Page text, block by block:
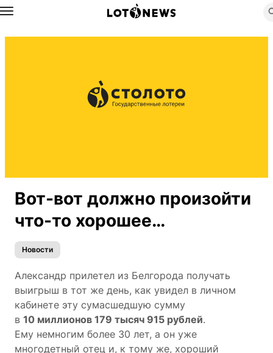
Назад
Вот-вот должно произойти
что-то хорошее…
Новости
Александр прилетел из Белгорода получать
выигрыш в тот же день, как увидел в личном
кабинете эту сумасшедшую сумму
в 10 миллионов 179 тысяч 915 рублей.
Ему немногим более 30 лет, а он уже
многодетный отец и, к тому же, хороший